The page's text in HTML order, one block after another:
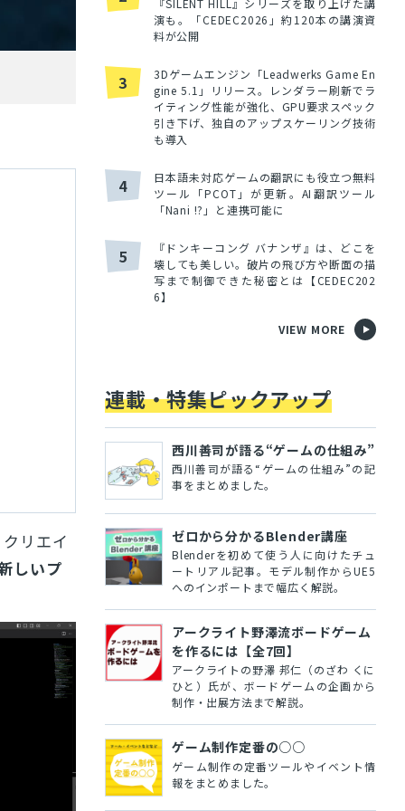
リエイ
しいプ
『SILENT HILL』シリーズを取り上げた講
演も。「CEDEC2026」約120本の講演資
料が公開
3
3Dゲームエンジン「Leadwerks Game En
gine 5.1」リリース。レンダラー刷新でラ
イティング性能が強化、GPU要求スペック
引き下げ、独自のアップスケーリング技術
も導入
4
日本語未対応ゲームの翻訳にも役立つ無料
ツール「PCOT」が更新。AI翻訳ツール
「Nani !?」と連携可能に
5
『ドンキーコング バナンザ』は、どこを
壊しても美しい。破片の飛び方や断面の描
写まで制御できた秘密とは【CEDEC202
6】
VIEW MORE
連載・特集ピックアップ
西川善司が語る“ゲームの仕組み”
西川善司が語る“ゲームの仕組み”の記
事をまとめました。
ゼロから分かるBlender講座
Blenderを初めて使う人に向けたチュ
ートリアル記事。モデル制作からUE5
へのインポートまで幅広く解説。
アークライト野澤流ボードゲーム
を作るには【全7回】
アークライトの野澤 邦仁（のざわ くに
ひと）氏が、ボードゲームの企画から
制作・出展方法まで解説。
ゲーム制作定番の○○
ゲーム制作の定番ツールやイベント情
報をまとめました。